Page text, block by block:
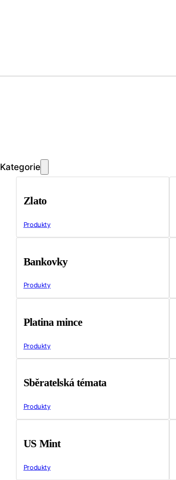
Kategorie
Zlato
Produkty
Bankovky
Produkty
Platina mince
Produkty
Sběratelská témata
Produkty
US Mint
Produkty